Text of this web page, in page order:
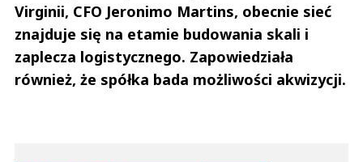
Virginii, CFO Jeronimo Martins, obecnie sieć
znajduje się na etamie budowania skali i
zaplecza logistycznego. Zapowiedziała
również, że spółka bada możliwości akwizycji.